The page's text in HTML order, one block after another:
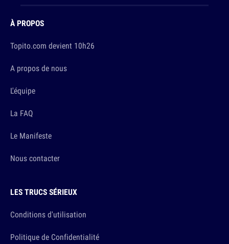
À PROPOS
Topito.com devient 10h26
A propos de nous
L'équipe
La FAQ
Le Manifeste
Nous contacter
LES TRUCS SÉRIEUX
Conditions d'utilisation
Politique de Confidentialité